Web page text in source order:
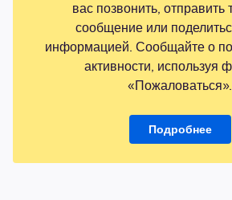
вас позвонить, отправить
сообщение или
информацией. Сообщайте о
активности, используя
«Пожаловаться».
Подробнее